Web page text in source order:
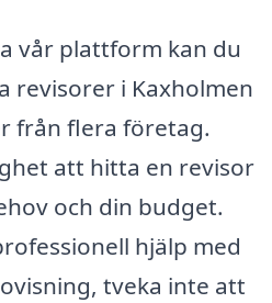
vår plattform kan du
revisorer i Kaxholmen
från flera företag.
att hitta en revisor
och din budget.
hjälp med
tveka inte att